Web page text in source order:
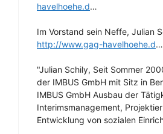
havelhoehe.d…
Im Vorstand sein Neffe, Julian
http://www.gag-havelhoehe.d…
"Julian Schily, Seit Sommer
der IMBUS GmbH mit Sitz in
IMBUS GmbH Ausbau der
Interimsmanagement,
Entwicklung von sozialen